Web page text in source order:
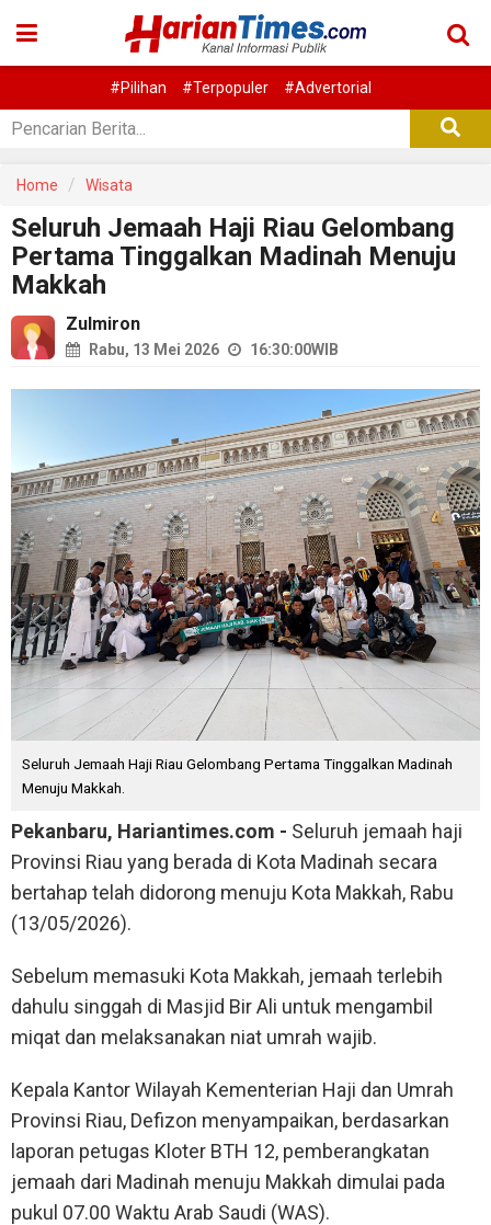
#Pilihan #Terpopuler #Advertorial
Home Wisata
Seluruh Jemaah Haji Riau Gelombang
Pertama Tinggalkan Madinah Menuju
Makkah
Zulmiron
Rabu, 13 Mei 2026 16:30:00WIB
Seluruh Jemaah Haji Riau Gelombang Pertama Tinggalkan Madinah
Menuju Makkah.
Pekanbaru, Hariantimes.com - Seluruh jemaah haji
Provinsi Riau yang berada di Kota Madinah secara
bertahap telah didorong menuju Kota Makkah, Rabu
(13/05/2026).
Sebelum memasuki Kota Makkah, jemaah terlebih
dahulu singgah di Masjid Bir Ali untuk mengambil
miqat dan melaksanakan niat umrah wajib.
Kepala Kantor Wilayah Kementerian Haji dan Umrah
Provinsi Riau, Defizon menyampaikan, berdasarkan
laporan petugas Kloter BTH 12, pemberangkatan
jemaah dari Madinah menuju Makkah dimulai pada
pukul 07.00 Waktu Arab Saudi (WAS).